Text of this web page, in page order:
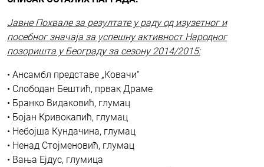
Јавне Похвале за резултате у раду од изузетног и
посебног значаја за успешну активност Народног
позоришта у Београду за сезону 2014/2015:
• Ансамбл представе „Ковачи“
• Слободан Бештић, првак Драме
• Бранко Видаковић, глумац
• Бојан Кривокапић, глумац
• Небојша Кундачина, глумац
• Ненад Стојменовић, глумац
• Вања Ејдус, глумица